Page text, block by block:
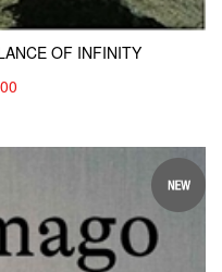
OF INFINITY